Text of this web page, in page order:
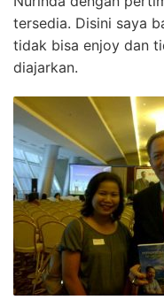
tersedia. Disini saya
tidak bisa enjoy dan
diajarkan.